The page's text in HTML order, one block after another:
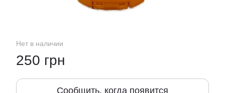
Нет в наличии
250 грн
Сообщить, когда появится